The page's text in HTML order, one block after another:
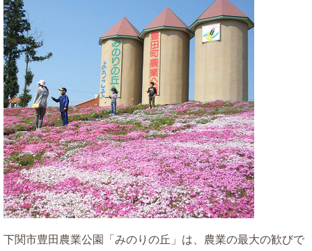
下関市豊田農業公園「みのりの丘」は、農業の最大の歓びで